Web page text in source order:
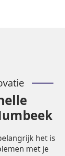
het is
met je